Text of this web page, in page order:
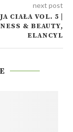
next post
CIAŁA VOL. 5 |
& BEAUTY,
ELANCYL